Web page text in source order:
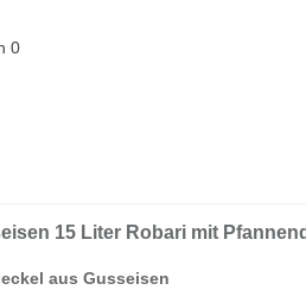
0
15 Liter Robari mit
aus Gusseisen